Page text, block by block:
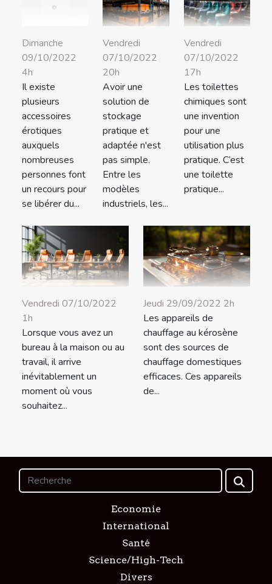
Dimanche
09/10/2022
4h
Il existe
plusieurs
accessoires
érotiques
auxquels
nombreuses
personnes font
un recours pour
se libérer du...
Vendredi
07/10/2022
20h
Avoir une
solution de
stockage
pratique et
adaptée n'est
pas simple.
Entre les
modèles
industriels, les...
Vendredi
07/10/2022
17h
Les toilettes
chimiques sont
une invention
pour une
utilisation plus
pratique. C’est
une toilette
pratique...
Vendredi 07/10/2022
1h
Lorsque vous avez un
bureau à la maison ou au
travail, il arrive
inévitablement un
moment où vous
souhaitez...
Jeudi 29/09/2022 2h
Les appareils de
chauffage au kérosène
sont des sources de
chauffage domestiques
efficaces. Ces appareils
de...
Economie
International
Santé
Science/High-Tech
Divers